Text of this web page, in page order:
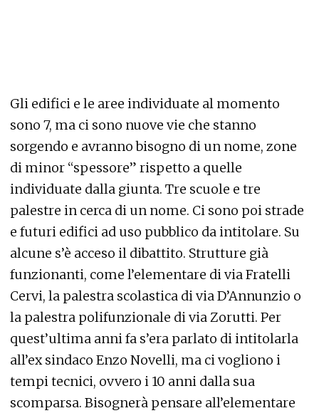
Gli edifici e le aree individuate al momento
sono 7, ma ci sono nuove vie che stanno
sorgendo e avranno bisogno di un nome, zone
di minor “spessore” rispetto a quelle
individuate dalla giunta. Tre scuole e tre
palestre in cerca di un nome. Ci sono poi strade
e futuri edifici ad uso pubblico da intitolare. Su
alcune s’è acceso il dibattito. Strutture già
funzionanti, come l’elementare di via Fratelli
Cervi, la palestra scolastica di via D’Annunzio o
la palestra polifunzionale di via Zorutti. Per
quest’ultima anni fa s’era parlato di intitolarla
all’ex sindaco Enzo Novelli, ma ci vogliono i
tempi tecnici, ovvero i 10 anni dalla sua
scomparsa. Bisognerà pensare all’elementare